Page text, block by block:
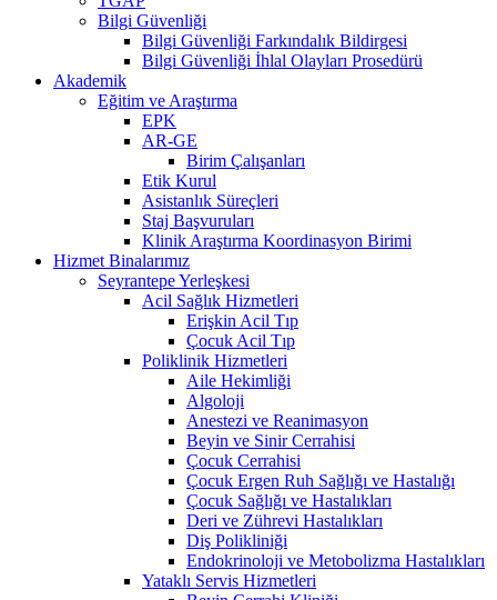
Bilgi Güvenliği
Bilgi Güvenliği Farkındalık Bildirgesi
Bilgi Güvenliği İhlal Olayları Prosedürü
Akademik
Eğitim ve Araştırma
EPK
AR-GE
Birim Çalışanları
Etik Kurul
Asistanlık Süreçleri
Staj Başvuruları
Klinik Araştırma Koordinasyon Birimi
Hizmet Binalarımız
Seyrantepe Yerleşkesi
Acil Sağlık Hizmetleri
Erişkin Acil Tıp
Çocuk Acil Tıp
Poliklinik Hizmetleri
Aile Hekimliği
Algoloji
Anestezi ve Reanimasyon
Beyin ve Sinir Cerrahisi
Çocuk Cerrahisi
Çocuk Ergen Ruh Sağlığı ve Hastalığı
Çocuk Sağlığı ve Hastalıkları
Deri ve Zührevi Hastalıkları
Diş Polikliniği
Endokrinoloji ve Metobolizma Hastalıkları
Yataklı Servis Hizmetleri